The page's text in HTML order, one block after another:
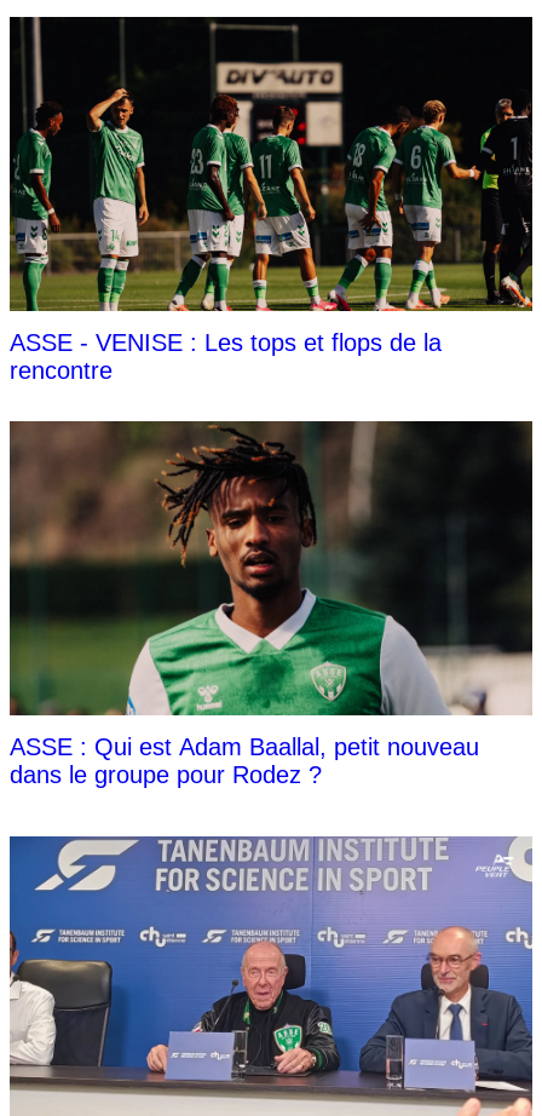
ASSE - VENISE : Les tops et flops de la
rencontre
ASSE : Qui est Adam Baallal, petit nouveau
dans le groupe pour Rodez ?